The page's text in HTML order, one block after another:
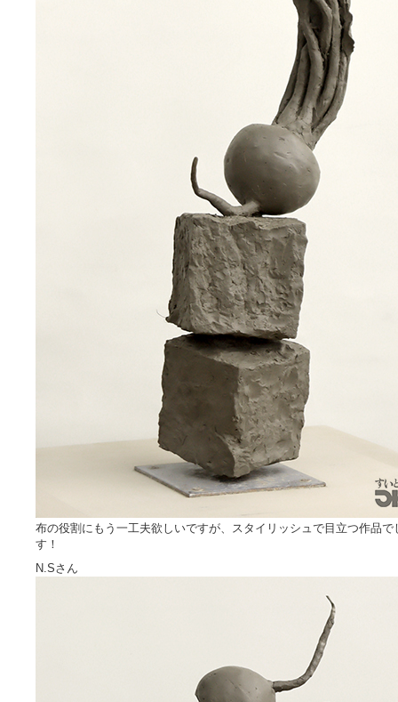
布の役割にもう一工夫欲しいですが、スタイリッシュで目立つ作品で
す！
N.Sさん